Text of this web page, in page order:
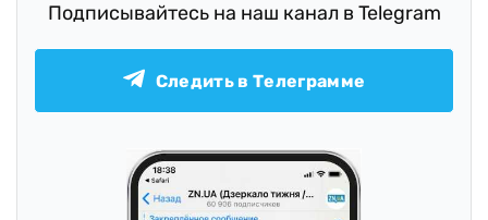
Подписывайтесь на наш канал в Telegram
Следить в Телеграмме